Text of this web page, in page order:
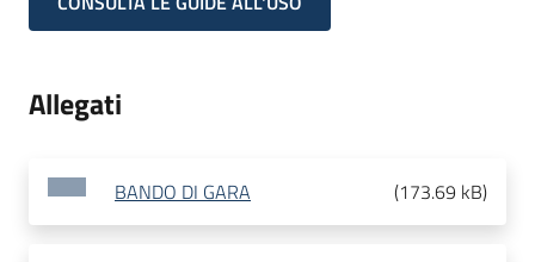
Allegati
BANDO DI GARA (173.69 kB)